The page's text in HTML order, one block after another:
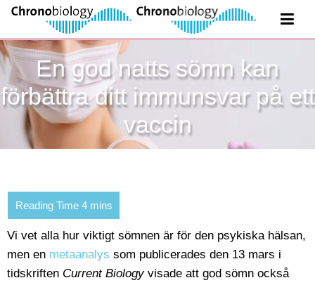
En god natts sömn kan
förbättra ditt immunsvar på ett
vaccin
Vi vet alla hur viktigt sömnen är för den psykiska hälsan,
men en metaanalys som publicerades den 13 mars i
tidskriften Current Biologyvisade att god sömn också